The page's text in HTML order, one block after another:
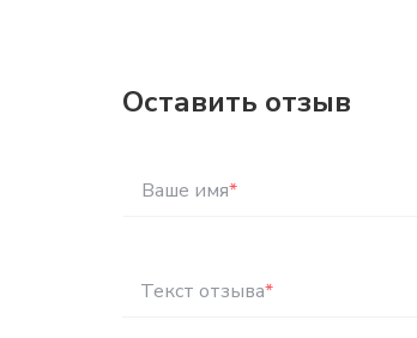
Оставить отзыв
Ваше имя*
Текст отзыва*